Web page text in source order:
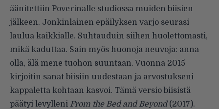
äänitettiin Poverinalle studiossa muiden biisien
jälkeen. Jonkinlainen epäilyksen varjo seurasi
laulua kaikkialle. Suhtauduin siihen huolettomasti,
mikä kaduttaa. Sain myös huonoja neuvoja: anna
olla, älä mene tuohon suuntaan. Vuonna 2015
kirjoitin sanat biisiin uudestaan ja arvostukseni
kappaletta kohtaan kasvoi. Tämä versio biisistä
päätyi levylleni From the Bed and Beyond(2017).